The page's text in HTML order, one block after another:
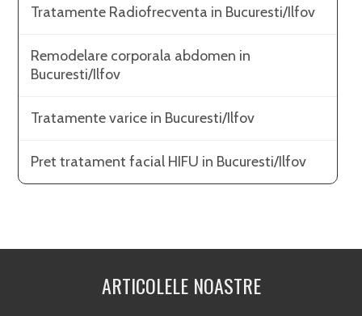
Tratamente Radiofrecventa in Bucuresti/Ilfov
Remodelare corporala abdomen in
Bucuresti/Ilfov
Tratamente varice in Bucuresti/Ilfov
Pret tratament facial HIFU in Bucuresti/Ilfov
ARTICOLELE NOASTRE